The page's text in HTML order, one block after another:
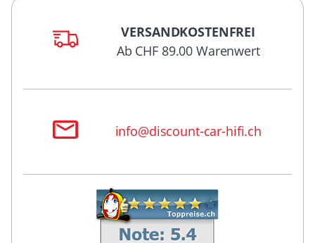
VERSANDKOSTENFREI
Ab CHF 89.00 Warenwert
info@discount-car-hifi.ch